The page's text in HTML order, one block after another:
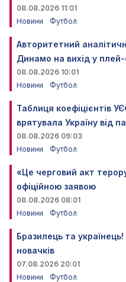
08.08.2026 11:01
Новини
Футбол
Авторитетний
Динамо на вихід у
08.08.2026 10:01
Новини
Футбол
Таблиця коефіцієнтів
врятувала Україну від
08.08.2026 09:03
Новини
Футбол
«Це черговий акт
офіційною заявою
08.08.2026 08:01
Новини
Футбол
Бразилець та
новачків
07.08.2026 20:01
Новини
Футбол